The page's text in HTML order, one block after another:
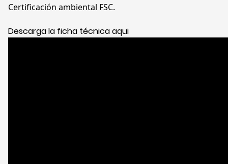
Certificación ambiental FSC.
Descarga la ficha técnica aqui